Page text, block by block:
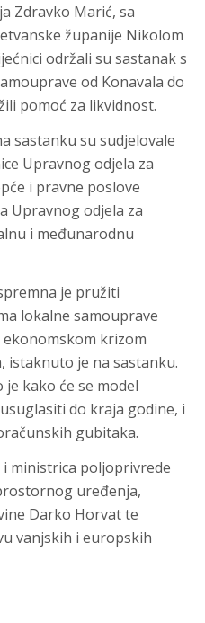
Zdravko Marić, sa
županije Nikolom
održali su sastanak s
od Konavala do
pomoć za likvidnost.
sastanku su sudjelovale
Upravnog odjela za
i pravne poslove
Upravnog odjela za
i međunarodnu
je pružiti
lokalne samouprave
krizom
istaknuto je na sastanku.
kako će se model
do kraja godine, i
gubitaka.
ministrica poljoprivrede
uređenja,
Darko Horvat te
vanjskih i europskih